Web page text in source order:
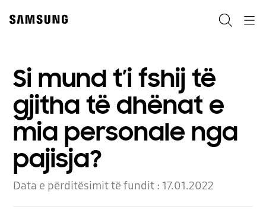
content
Si mund t’i fshij të
gjitha të dhënat e
mia personale nga
pajisja?
Data e përditësimit të fundit : 17.01.2022